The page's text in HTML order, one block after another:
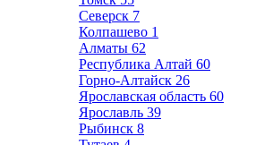
Северск 7
Колпашево 1
Алматы 62
Республика Алтай 60
Горно-Алтайск 26
Ярославская область 60
Ярославль 39
Рыбинск 8